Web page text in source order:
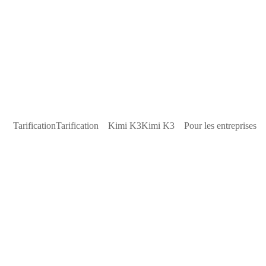
TarificationTarification Kimi K3Kimi K3 Pour les entreprises